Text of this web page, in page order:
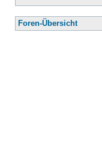
Foren-Übersicht